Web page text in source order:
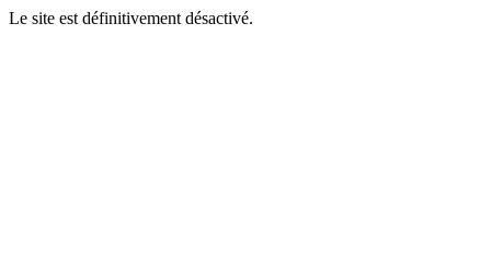
Le site est définitivement désactivé.